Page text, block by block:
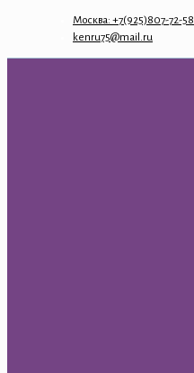
Москва: +7(925)807-72-58
kenru75@mail.ru